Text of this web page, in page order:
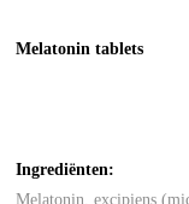
Melatonin tablets
Ingrediënten:
Melatonin, excipiens